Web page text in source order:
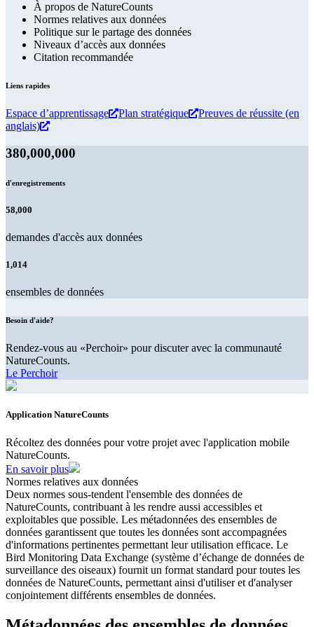
À propos de NatureCounts
Normes relatives aux données
Politique sur le partage des données
Niveaux d’accès aux données
Citation recommandée
Liens rapides
Espace d’apprentissage Plan stratégique
Preuves de réussite (en
anglais)
380,000,000
d'enregistrements
58,000
demandes d'accès aux données
1,014
ensembles de données
Besoin d'aide?
Rendez-vous au «Perchoir» pour discuter avec la communauté
NatureCounts.
Le Perchoir
Application NatureCounts
Récoltez des données pour votre projet avec l'application mobile
NatureCounts.
En savoir plus
Normes relatives aux données
Deux normes sous-tendent l'ensemble des données de
NatureCounts, contribuant à les rendre aussi accessibles et
exploitables que possible. Les métadonnées des ensembles de
données garantissent que toutes les données sont accompagnées
d'informations pertinentes permettant leur utilisation efficace. Le
Bird Monitoring Data Exchange (système d’échange de données de
surveillance des oiseaux) fournit un format standard pour toutes les
données de NatureCounts, permettant ainsi d'utiliser et d'analyser
conjointement différents ensembles de données.